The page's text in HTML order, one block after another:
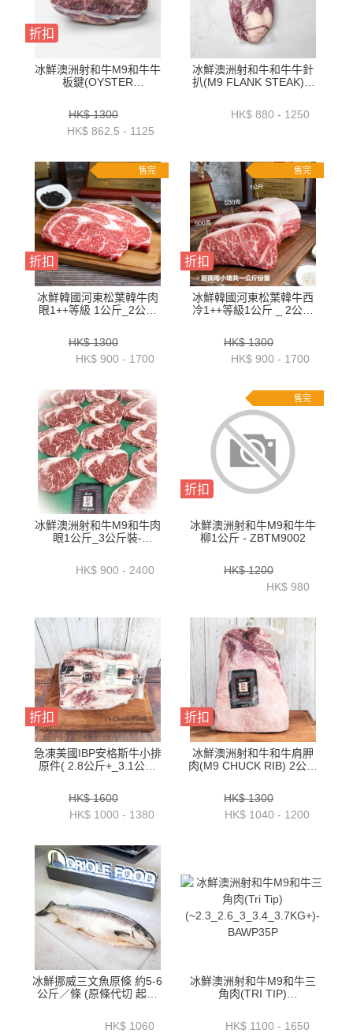
折扣
冰鮮澳洲射和牛M9和牛牛
板鍵(OYSTER
斤+ -BAWP19P1_2_3
HK$ 1300
HK$ 862.5 - 1125
冰鮮澳洲射和牛和牛牛針
扒(M9 FLANK STEAK) 2
+_3公斤+_件-BAWP29P
HK$ 880 - 1250
售完
折扣
冰鮮韓國河東松葉韓牛肉
眼1++等級 1公斤_2公斤
HK$ 1300
HK$ 900 - 1700
售完
折扣
冰鮮韓國河東松葉韓牛西
冷1++等級1公斤 _ 2公斤
HK$ 1300
HK$ 900 - 1700
冰鮮澳洲射和牛M9和牛肉
眼1公斤_3公斤裝-
ZBRM93KG
HK$ 900 - 2400
售完
折扣
冰鮮澳洲射和牛M9和牛牛
柳1公斤 - ZBTM9002
HK$ 1200
HK$ 980
折扣
急凍美國IBP安格斯牛小排
原件( 2.8公斤+_3.1公斤
公斤+)-BUSR07P1-5
HK$ 1600
HK$ 1000 - 1380
折扣
冰鮮澳洲射和牛和牛肩胛
肉(M9 CHUCK RIB) 2公斤
斤+_ 件 -
BAWP25P2_P3_P4
HK$ 1300
HK$ 1040 - 1200
冰鮮挪威三文魚原條 約5-6
公斤／條 (原條代切 起柳
HK$ 1060
冰鮮澳洲射和牛M9和牛三
角肉(TRI TIP)
BAWP35P
HK$ 1100 - 1650